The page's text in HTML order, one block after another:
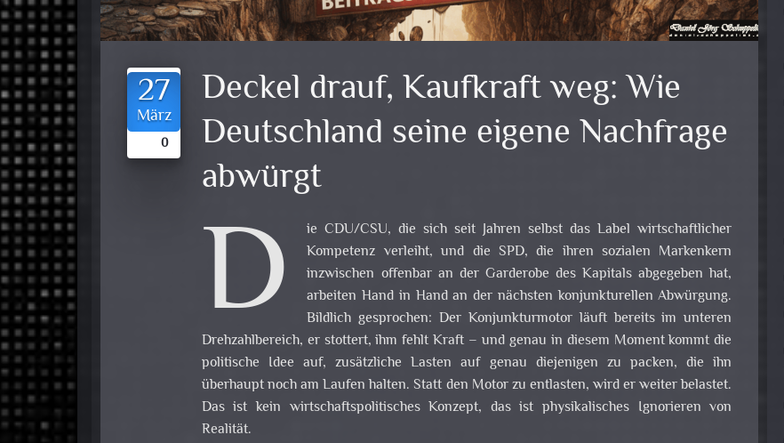
27
März
0
Deckel drauf, Kaufkraft weg: Wie
Deutschland seine eigene Nachfrage
abwürgt
D
ie CDU/CSU, die sich seit Jahren selbst das Label wirtschaftlicher
Kompetenz verleiht, und die SPD, die ihren sozialen Markenkern
inzwischen offenbar an der Garderobe des Kapitals abgegeben hat,
arbeiten Hand in Hand an der nächsten konjunkturellen Abwürgung.
Bildlich gesprochen: Der Konjunkturmotor läuft bereits im unteren
Drehzahlbereich, er stottert, ihm fehlt Kraft – und genau in diesem Moment kommt die
politische Idee auf, zusätzliche Lasten auf genau diejenigen zu packen, die ihn
überhaupt noch am Laufen halten. Statt den Motor zu entlasten, wird er weiter belastet.
Das ist kein wirtschaftspolitisches Konzept, das ist physikalisches Ignorieren von
Realität.